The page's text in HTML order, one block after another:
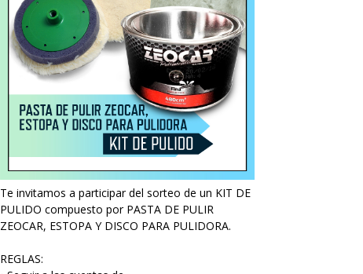
Te invitamos a participar del sorteo de un KIT DE
PULIDO compuesto por PASTA DE PULIR
ZEOCAR, ESTOPA Y DISCO PARA PULIDORA.
REGLAS: